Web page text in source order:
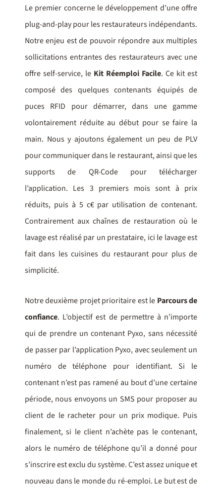
Le premier concerne le développement d’une offre
plug-and-play pour les restaurateurs indépendants.
Notre enjeu est de pouvoir répondre aux multiples
sollicitations entrantes des restaurateurs avec une
offre self-service, le Kit Réemploi Facile. Ce kit est
composé des quelques contenants équipés de
puces RFID pour démarrer, dans une gamme
volontairement réduite au début pour se faire la
main. Nous y ajoutons également un peu de PLV
pour communiquer dans le restaurant, ainsi que les
supports de QR-Code pour télécharger
l’application. Les 3 premiers mois sont à prix
réduits, puis à 5 c€ par utilisation de contenant.
Contrairement aux chaînes de restauration où le
lavage est réalisé par un prestataire, ici le lavage est
fait dans les cuisines du restaurant pour plus de
simplicité.
Notre deuxième projet prioritaire est le Parcours de
confiance. L’objectif est de permettre à n’importe
qui de prendre un contenant Pyxo, sans nécessité
de passer par l’application Pyxo, avec seulement un
numéro de téléphone pour identifiant. Si le
contenant n’est pas ramené au bout d’une certaine
période, nous envoyons un SMS pour proposer au
client de le racheter pour un prix modique. Puis
finalement, si le client n’achète pas le contenant,
alors le numéro de téléphone qu’il a donné pour
s’inscrire est exclu du système. C’est assez unique et
nouveau dans le monde du ré-emploi. Le but est de